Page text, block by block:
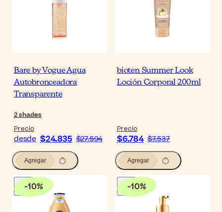
Bare by Vogue Agua
Autobronceadora
Transparente
2shades
Precio
desde $24.835 $27.594
Agregar
bioten Summer Look
Loción Corporal 200ml
Precio
$6.784 $7.537
Agregar
-10% -10%